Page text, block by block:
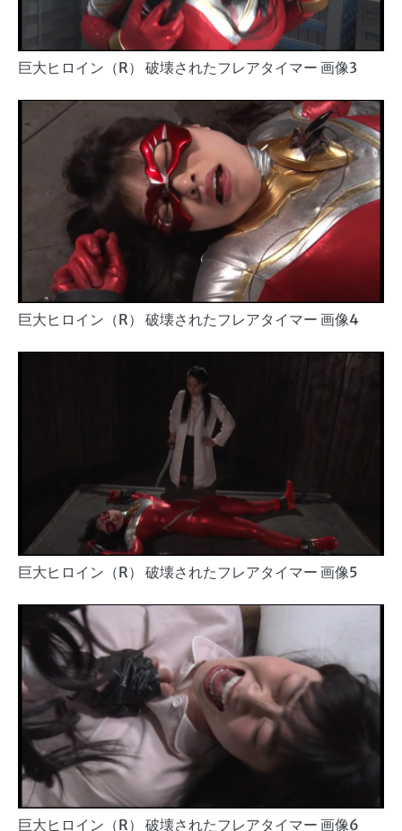
巨大ヒロイン（R） 破壊されたフレアタイマー 画像3
巨大ヒロイン（R） 破壊されたフレアタイマー 画像4
巨大ヒロイン（R） 破壊されたフレアタイマー 画像5
巨大ヒロイン（R） 破壊されたフレアタイマー 画像6